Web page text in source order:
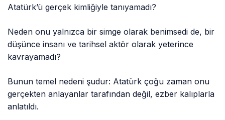
Atatürk’ü gerçek kimliğiyle tanıyamadı?
Neden onu yalnızca bir simge olarak benimsedi de, bir
düşünce insanı ve tarihsel aktör olarak yeterince
kavrayamadı?
Bunun temel nedeni şudur: Atatürk çoğu zaman onu
gerçekten anlayanlar tarafından değil, ezber kalıplarla
anlatıldı.